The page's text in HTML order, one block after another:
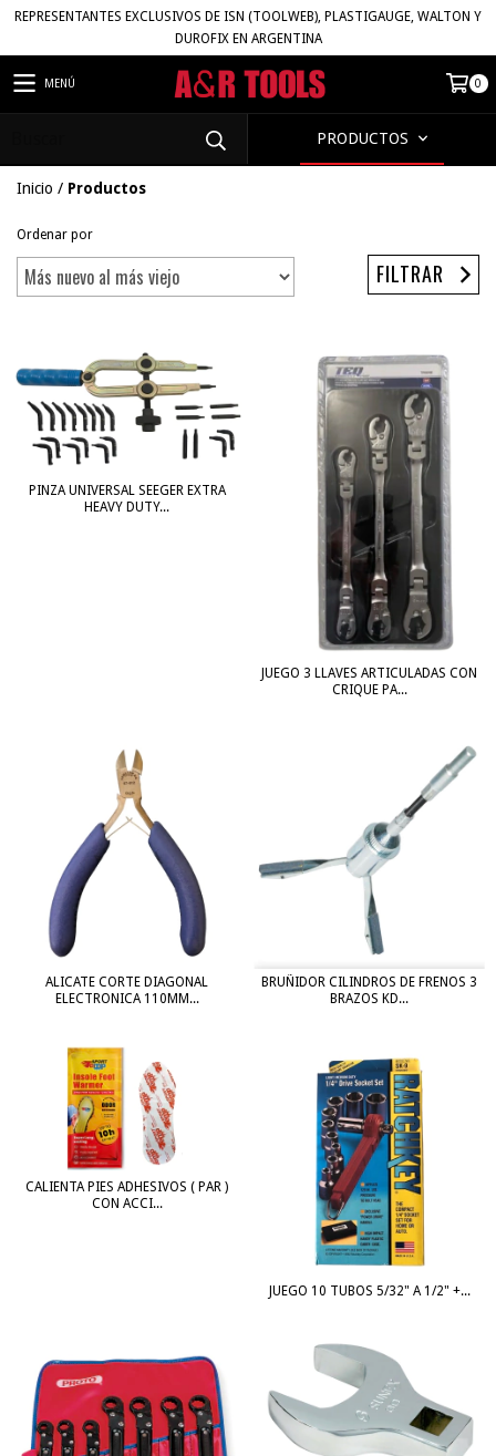
REPRESENTANTES EXCLUSIVOS DE ISN (TOOLWEB), PLASTIGAUGE, WALTON Y
DUROFIX EN ARGENTINA
MENÚ 0
PRODUCTOS
Inicio / Productos
Ordenar por
FILTRAR
PINZA UNIVERSAL SEEGER EXTRA
HEAVY DUTY...
JUEGO 3 LLAVES ARTICULADAS CON
CRIQUE PA...
ALICATE CORTE DIAGONAL
ELECTRONICA 110MM...
BRUÑIDOR CILINDROS DE FRENOS 3
BRAZOS KD...
CALIENTA PIES ADHESIVOS ( PAR )
CON ACCI...
JUEGO 10 TUBOS 5/32" A 1/2" +...